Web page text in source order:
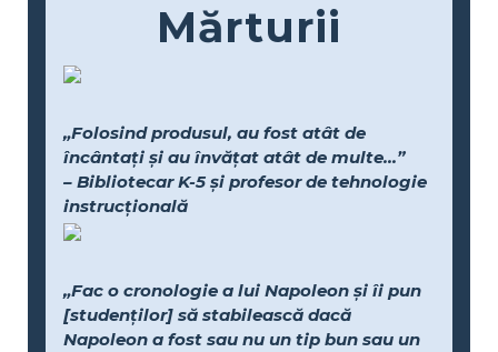
Mărturii
„Folosind produsul, au fost atât de
încântați și au învățat atât de multe...”
– Bibliotecar K-5 și profesor de tehnologie
instrucțională
„Fac o cronologie a lui Napoleon și îi pun
[studenților] să stabilească dacă
Napoleon a fost sau nu un tip bun sau un